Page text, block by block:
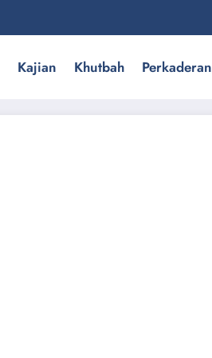
Kajian Khutbah Perkaderan